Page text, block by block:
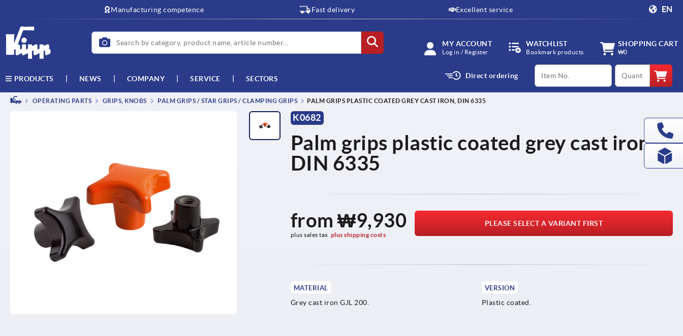
Manufacturing competence Fast delivery Excellent service EN
MY ACCOUNT
Log in / Register
WATCHLIST
Bookmark products
SHOPPING CART
₩0
PRODUCTS NEWS COMPANY SERVICE SECTORS Direct ordering
productCode qty
OPERATING PARTS GRIPS, KNOBS PALM GRIPS / STAR GRIPS / CLAMPING GRIPS PALM GRIPS PLASTIC COATED GREY CAST IRON, DIN 6335
K0682
Palm grips plastic coated grey cast iron,
DIN 6335
from₩9,930
plus sales tax plus shipping costs
PLEASE SELECT A VARIANT FIRST
MATERIAL
Grey cast iron GJL 200.
VERSION
Plastic coated.